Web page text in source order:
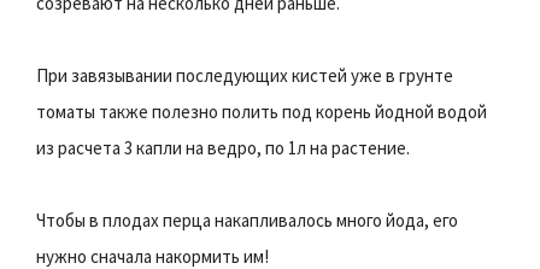
При завязывании последующих кистей уже в грунте
томаты также полезно полить под корень йодной водой
из расчета 3 капли на ведро, по 1л на растение.
Чтобы в плодах перца накапливалось много йода, его
нужно сначала накормить им!